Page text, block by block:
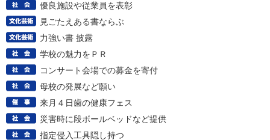
優良施設や従業員を表彰
見ごたえある書ならぶ
力強い書 披露
学校の魅力をＰＲ
コンサート会場での募金を寄付
母校の発展など願い
来月４日歯の健康フェス
災害時に段ボールベッドなど提供
指定侵入工具隠し持つ